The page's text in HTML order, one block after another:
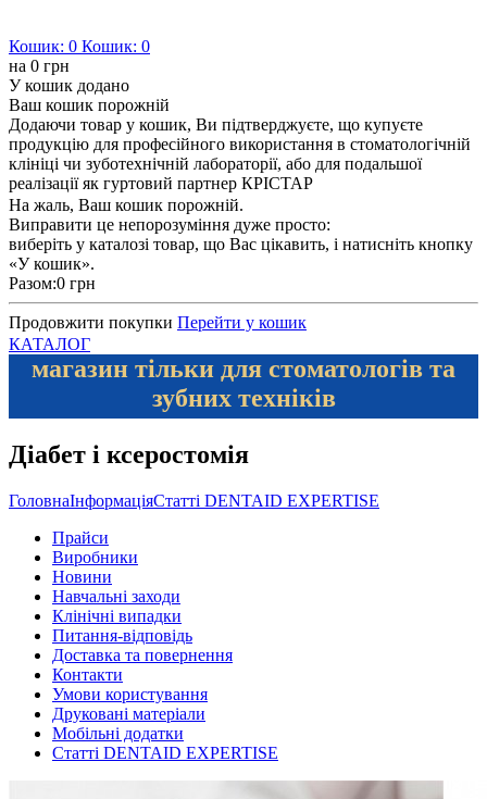
Кошик: 0 Кошик: 0
на 0 грн
У кошик додано
Ваш кошик порожній
Додаючи товар у кошик, Ви підтверджуєте, що купуєте
продукцію для професійного використання в стоматологічній
клініці чи зуботехнічній лабораторії, або для подальшої
реалізації як гуртовий партнер КРІСТАР
На жаль, Ваш кошик порожній.
Виправити це непорозуміння дуже просто:
виберіть у каталозі товар, що Вас цікавить, і натисніть кнопку
«У кошик».
Разом:0 грн
Продовжити покупки Перейти у кошик
КАТАЛОГ
магазин тільки для стоматологів та
зубних техніків
Діабет і ксеростомія
ГоловнаІнформаціяСтатті DENTAID EXPERTISE
Прайси
Виробники
Новини
Навчальні заходи
Клінічні випадки
Питання-відповідь
Доставка та повернення
Контакти
Умови користування
Друковані матеріали
Мобільні додатки
Статті DENTAID EXPERTISE